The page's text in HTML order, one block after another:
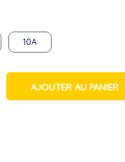
10A
AJOUTER AU PANIER